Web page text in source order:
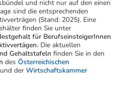
und nicht nur auf den einen
sind die entsprechenden
(Stand: 2025). Eine
finden Sie unter
für BerufseinsteigerInnen
Die aktuellen
Gehaltstafeln finden Sie in den
des Österreichischen
und der Wirtschaftskammer